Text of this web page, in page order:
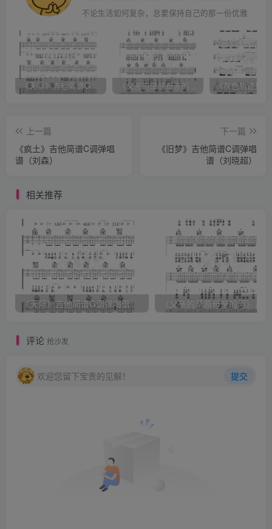
不论生活如何复杂，总要保持自己的那一份优雅
《天际》吉他简谱G调弹唱谱（姜玉阳） 《父亲的草原母亲的河》吉他简谱C调弹唱谱（腾格尔）
上一篇
《疯土》吉他简谱C调弹唱
谱（刘森）
下一篇
《旧梦》吉他简谱C调弹唱
谱（刘晓超）
相关推荐
《天际》吉他简谱G调弹唱谱（姜玉阳）
评论 抢沙发
欢迎您留下宝贵的见解！ 提交